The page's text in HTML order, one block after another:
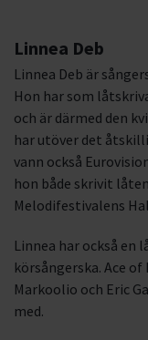
Linnea Deb
Linnea Deb är
Hon har som
och är därmed den
har utöver det
vann också
hon både skrivit
Melodifestivalens
Linnea har också en
körsångerska. Ace
Markoolio och Eric
med.